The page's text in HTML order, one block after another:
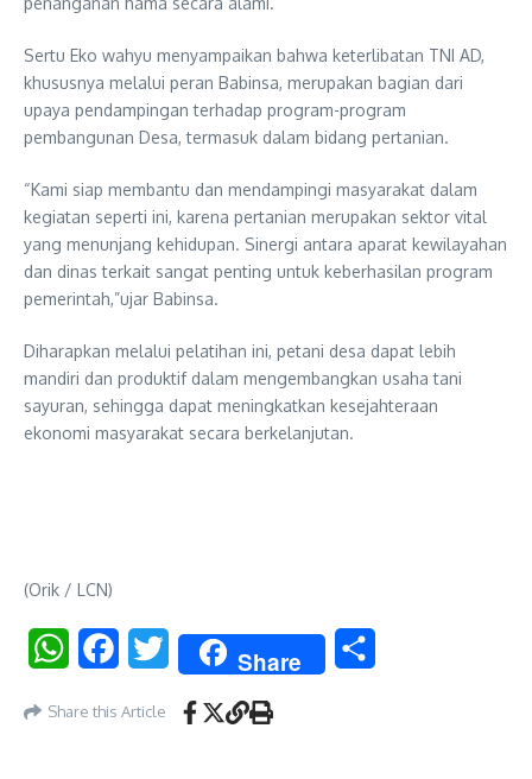
Sertu Eko wahyu menyampaikan bahwa keterlibatan TNI AD,
khususnya melalui peran Babinsa, merupakan bagian dari
upaya pendampingan terhadap program-program
pembangunan Desa, termasuk dalam bidang pertanian.
“Kami siap membantu dan mendampingi masyarakat dalam
kegiatan seperti ini, karena pertanian merupakan sektor vital
yang menunjang kehidupan. Sinergi antara aparat kewilayahan
dan dinas terkait sangat penting untuk keberhasilan program
pemerintah,”ujar Babinsa.
Diharapkan melalui pelatihan ini, petani desa dapat lebih
mandiri dan produktif dalam mengembangkan usaha tani
sayuran, sehingga dapat meningkatkan kesejahteraan
ekonomi masyarakat secara berkelanjutan.
(Orik / LCN)
WhatsAppFacebookTwitter Share
Share this Article